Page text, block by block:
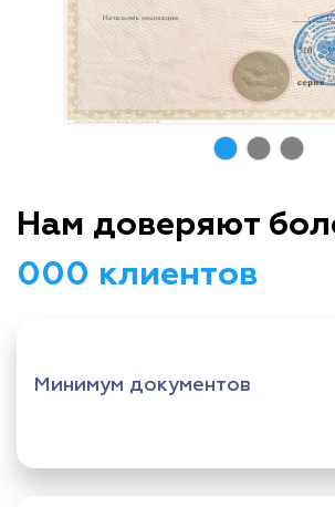
Нам доверяют
000 клиентов
Минимум документов